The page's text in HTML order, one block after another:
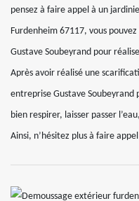
pensez à faire appel à un
Furdenheim 67117, vous
Gustave Soubeyrand pour
Après avoir réalisé une
entreprise Gustave Soubeyrand
bien respirer, laisser passer
Ainsi, n’hésitez plus à faire